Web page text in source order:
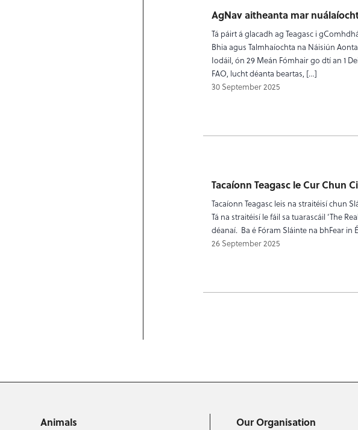
AgNav aitheanta mar
Tá páirt á glacadh ag Teagasc i
Bhia agus Talmhaíochta na Náisiún
Iodáil, ón 29 Meán Fómhair go dtí an 1
FAO, lucht déanta beartas, […]
30 September 2025
Tacaíonn Teagasc le Cur Chun
Tacaíonn Teagasc leis na straitéisí chun
Tá na straitéisí le fáil sa tuarascáil ‘The
déanaí. Ba é Fóram Sláinte na bhFear
26 September 2025
Animals Our Organisation